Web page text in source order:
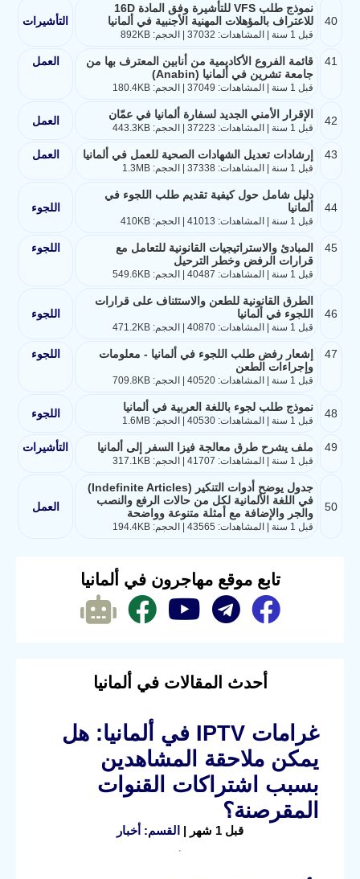
40
نموذج طلب VFS للتأشيرة وفق المادة 16D
للاعتراف بالمؤهلات المهنية الأجنبية في ألمانيا
قبل 1 سنة | المشاهدات: 37032 | الحجم: 892KB
التأشيرات
41
قائمة الفروع الأكاديمية من أنابين المعترف بها من
جامعة تشرين في ألمانيا (Anabin)
قبل 1 سنة | المشاهدات: 37049 | الحجم: 180.4KB
العمل
42 الإقرار الأمني الجديد لسفارة ألمانيا في عمّان
قبل 1 سنة | المشاهدات: 37223 | الحجم: 443.3KB
العمل
43 إرشادات تعديل الشهادات الصحية للعمل في ألمانيا
قبل 1 سنة | المشاهدات: 37338 | الحجم: 1.3MB
العمل
44
دليل شامل حول كيفية تقديم طلب اللجوء في
ألمانيا
قبل 1 سنة | المشاهدات: 41013 | الحجم: 410KB
اللجوء
45
المبادئ والاستراتيجيات القانونية للتعامل مع
قرارات الرفض وخطر الترحيل
قبل 1 سنة | المشاهدات: 40487 | الحجم: 549.6KB
اللجوء
46
الطرق القانونية للطعن والاستئناف على قرارات
اللجوء في ألمانيا
قبل 1 سنة | المشاهدات: 40870 | الحجم: 471.2KB
اللجوء
47
إشعار رفض طلب اللجوء في ألمانيا - معلومات
وإجراءات الطعن
قبل 1 سنة | المشاهدات: 40520 | الحجم: 709.8KB
اللجوء
48 نموذج طلب لجوء باللغة العربية في ألمانيا
قبل 1 سنة | المشاهدات: 40530 | الحجم: 1.6MB
اللجوء
49 ملف يشرح طرق معالجة فيزا السفر إلى ألمانيا
قبل 1 سنة | المشاهدات: 41707 | الحجم: 317.1KB
التأشيرات
50
جدول يوضح أدوات التنكير (Indefinite Articles)
في اللغة الألمانية لكل من حالات الرفع والنصب
والجر والإضافة مع أمثلة متنوعة وواضحة
قبل 1 سنة | المشاهدات: 43565 | الحجم: 194.4KB
العمل
تابع موقع مهاجرون في ألمانيا
أحدث المقالات في ألمانيا
غرامات IPTV في ألمانيا: هل
يمكن ملاحقة المشاهدين
بسبب اشتراكات القنوات
المقرصنة؟
قبل 1 شهر | القسم: أخبار